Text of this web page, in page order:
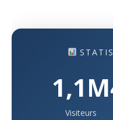
1,1M
Visiteurs